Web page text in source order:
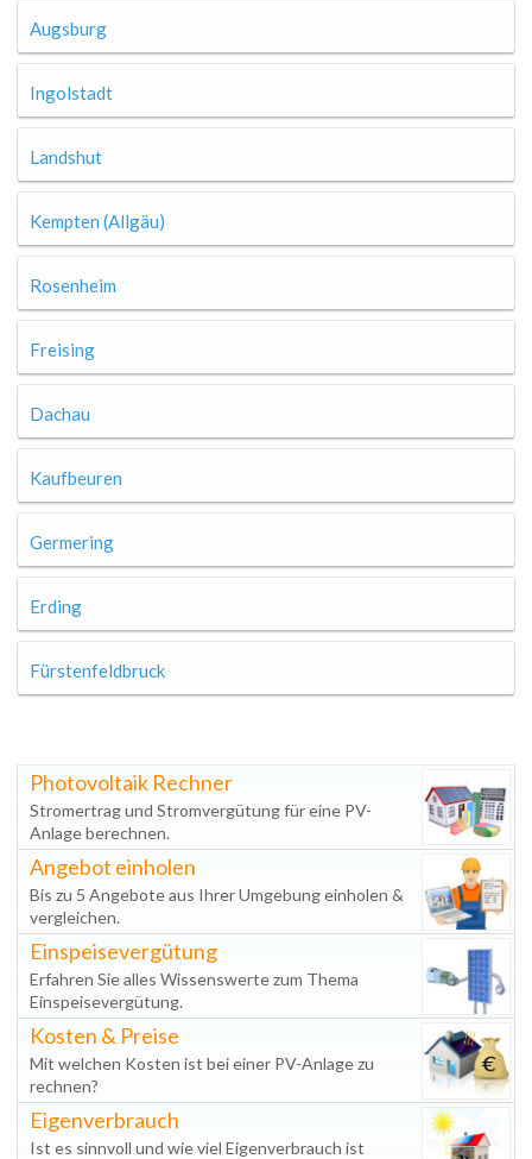
Augsburg
Ingolstadt
Landshut
Kempten (Allgäu)
Rosenheim
Freising
Dachau
Kaufbeuren
Germering
Erding
Fürstenfeldbruck
Photovoltaik Rechner
Stromertrag und Stromvergütung für eine PV-
Anlage berechnen.
Angebot einholen
Bis zu 5 Angebote aus Ihrer Umgebung einholen &
vergleichen.
Einspeisevergütung
Erfahren Sie alles Wissenswerte zum Thema
Einspeisevergütung.
Kosten & Preise
Mit welchen Kosten ist bei einer PV-Anlage zu
rechnen?
Eigenverbrauch
Ist es sinnvoll und wie viel Eigenverbrauch ist